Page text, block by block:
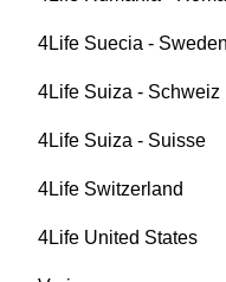
4Life Suecia - Sweden
4Life Suiza - Schweiz
4Life Suiza - Suisse
4Life Switzerland
4Life United States